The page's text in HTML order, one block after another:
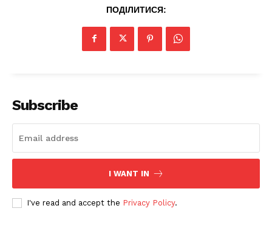
Про нас
ПОДІЛИТИСЯ:
Subscribe
I WANT IN
I've read and accept the Privacy Policy.